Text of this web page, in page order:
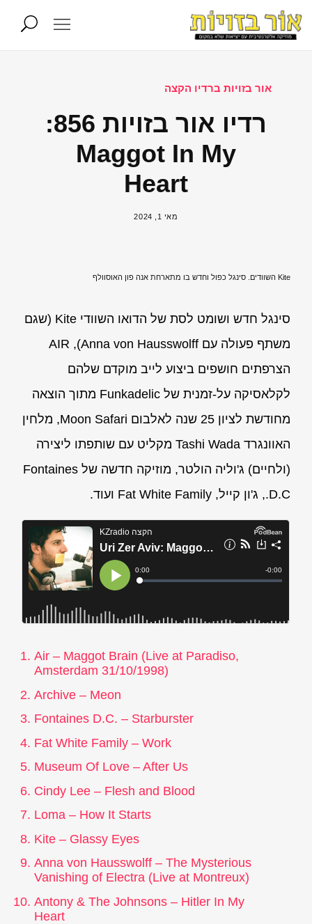
אור בזויות ברדיו הקצה
רדיו אור בזויות 856:
Maggot In My
Heart
מאי 1, 2024
Kite השוודים. סינגל כפול וחדש בו מתארחת אנה פון האוסוולף
סינגל חדש ושומט לסת של הדואו השוודי Kite (שגם
משתף פעולה עם Anna von Hausswolff), AIR
הצרפתים חושפים ביצוע לייב מוקדם שלהם
לקלאסיקה על-זמנית של Funkadelic מתוך הוצאה
מחודשת לציון 25 שנה לאלבום Moon Safari, מלחין
האוונגרד Tashi Wada מקליט עם שותפתו ליצירה
(ולחיים) ג'וליה הולטר, מוזיקה חדשה של Fontaines
D.C., ג'ון קייל, Fat White Family ועוד.
Air – Maggot Brain (Live at Paradiso,
Amsterdam 31/10/1998)
Archive – Meon
Fontaines D.C. – Starburster
Fat White Family – Work
Museum Of Love – After Us
Cindy Lee – Flesh and Blood
Loma – How It Starts
Kite – Glassy Eyes
Anna von Hausswolff – The Mysterious
Vanishing of Electra (Live at Montreux)
Antony & The Johnsons – Hitler In My
Heart